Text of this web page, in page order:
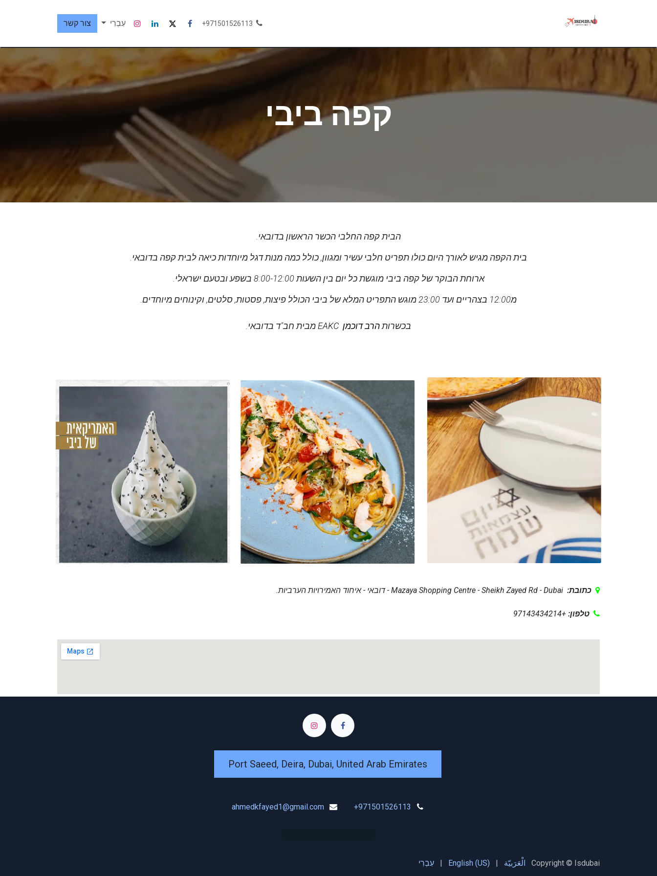
+971501526113 עִבְרִי צור קשר
קפה ביבי
הבית קפה החלבי הכשר הראשון בדובאי.
בית הקפה מגיש לאורך היום כולו תפריט חלבי עשיר ומגוון, כולל כמה מנות דגל מיוחדות כיאה לבית קפה בדובאי.
ארוחת הבוקר של קפה ביבי מוגשת כל יום בין השעות 8:00-12:00 בשפע ובטעם ישראלי.
מ12:00 בצהריים ועד 23:00 מוגש התפריט המלא של ביבי הכולל פיצות, פסטות, סלטים, וקינוחים מיוחדים.
בכשרותהרב דוכמן EAKC מבית חב"ד בדובאי.
כתובת:
טלפון: +97143434214
Port Saeed, Deira, Dubai, United Arab Emirates
+971501526113
ahmedkfayed1@gmail.com
Copyright © Isdubai الْعَرَبيّة |
English (US)
| עִבְרִי